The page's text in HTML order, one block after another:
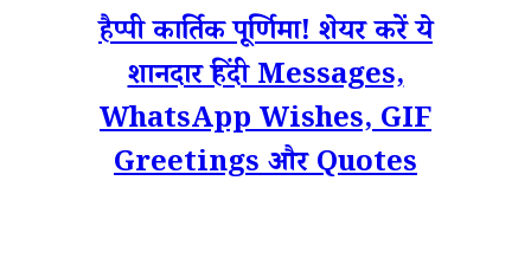
हैप्पी कार्तिक पूर्णिमा! शेयर करें ये
शानदार हिंदी Messages,
WhatsApp Wishes, GIF
Greetings और Quotes